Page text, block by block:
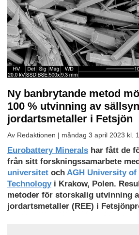
Ny banbrytande metod
100 % utvinning av
jordartsmetaller i Fetsjön
Av Redaktionen | måndag 3 april 2023 kl.
Eurobattery Minerals har fått de
från sitt forskningssamarbete
universitet och AGH University of
Technologyi Krakow, Polen.
metoder för storskalig utvinning
jordartsmetaller (REE) i